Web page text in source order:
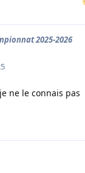
2025-2026
ne le connais pas